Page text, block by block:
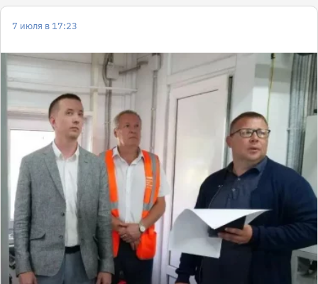
7 июля в 17:23